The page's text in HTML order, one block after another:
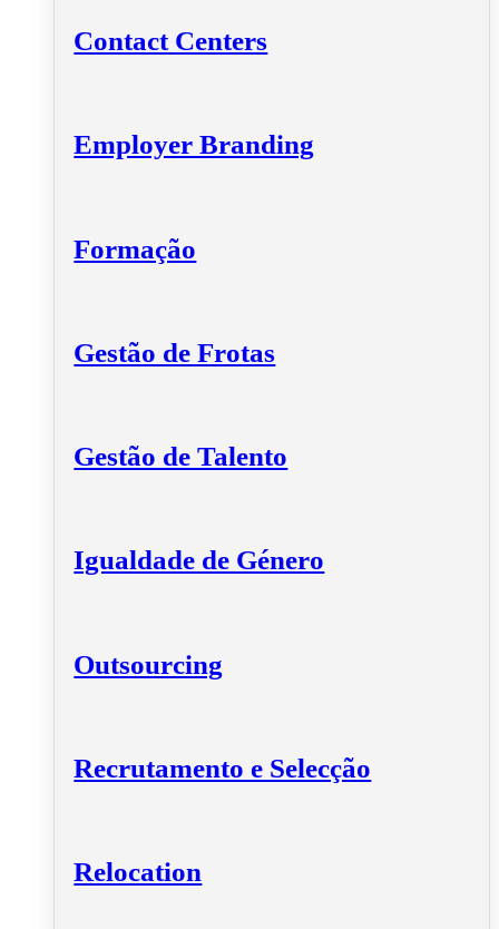
Contact Centers
Employer Branding
Formação
Gestão de Frotas
Gestão de Talento
Igualdade de Género
Outsourcing
Recrutamento e Selecção
Relocation